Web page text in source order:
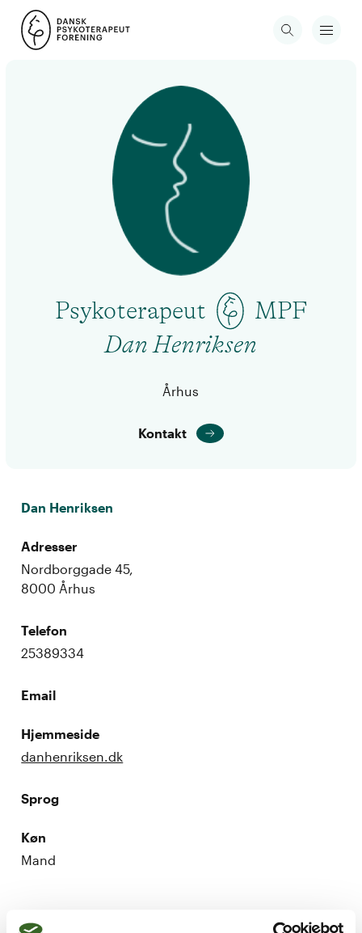
Psykoterapeut
MPF
Dan Henriksen
Århus
Kontakt
Dan Henriksen
Adresser
Nordborggade 45,
8000 Århus
Telefon
25389334
Email
Hjemmeside
danhenriksen.dk
Sprog
Køn
Mand